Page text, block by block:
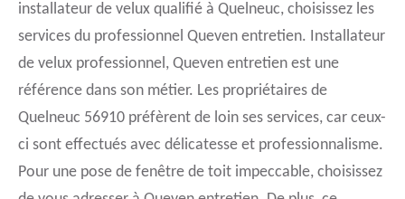
installateur de velux qualifié à Quelneuc, choisissez les
services du professionnel Queven entretien. Installateur
de velux professionnel, Queven entretien est une
référence dans son métier. Les propriétaires de
Quelneuc 56910 préfèrent de loin ses services, car ceux-
ci sont effectués avec délicatesse et professionnalisme.
Pour une pose de fenêtre de toit impeccable, choisissez